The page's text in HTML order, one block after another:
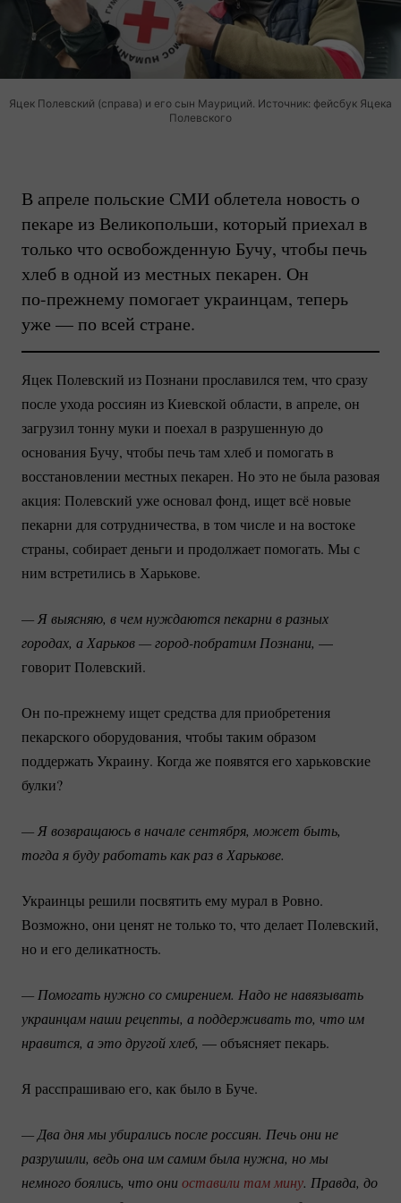
Яцек Полевский (справа) и его сын Мауриций. Источник: фейсбук Яцека
Полевского
В апреле польские СМИ облетела новость о
пекаре из Великопольши, который приехал в
только что освобожденную Бучу, чтобы печь
хлеб в одной из местных пекарен. Он
по-прежнемупомогает украинцам, теперь
уже — по всей стране.
Яцек Полевский из Познани прославился тем, что сразу
после ухода россиян из Киевской области, в апреле, он
загрузил тонну муки и поехал в разрушенную до
основания Бучу, чтобы печь там хлеб и помогать в
восстановлении местных пекарен. Но это не была разовая
акция: Полевский уже основал фонд, ищет всё новые
пекарни для сотрудничества, в том числе и на востоке
страны, собирает деньги и продолжает помогать. Мы с
ним встретились в Харькове.
— Я выясняю, в чем нуждаются пекарни в разных
городах, а Харьков — город-побратим Познани, —
говорит Полевский.
Он по-прежнемуищет средства для приобретения
пекарского оборудования, чтобы таким образом
поддержать Украину. Когда же появятся его харьковские
булки?
— Я возвращаюсь в начале сентября, может быть,
тогда я буду работать как раз в Харькове.
Украинцы решили посвятить ему мурал в Ровно.
Возможно, они ценят не только то, что делает Полевский,
но и его деликатность.
— Помогать нужно со смирением. Надо не навязывать
украинцам наши рецепты, а поддерживать то, что им
нравится, а это другой хлеб, — объясняет пекарь.
Я расспрашиваю его, как было в Буче.
— Два дня мы убирались после россиян. Печь они не
разрушили, ведь она им самим была нужна, но мы
немного боялись, что они оставили там мину. Правда, до